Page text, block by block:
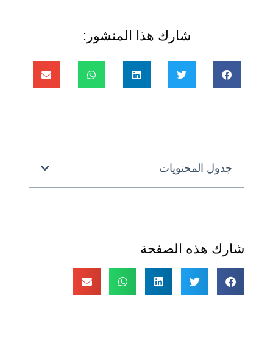
شارك هذا المنشور:
جدول المحتويات
شارك هذه الصفحة